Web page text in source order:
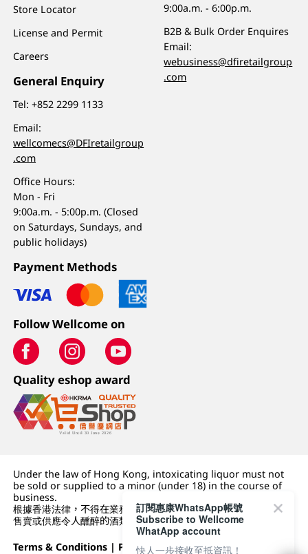
Store Locator
License and Permit
Careers
General Enquiry
Tel:+852 2299 1133
Email:
wellcomecs@DFIretailgroup
.com
Office Hours:
Mon - Fri
9:00a.m. - 5:00p.m. (Closed
on Saturdays, Sundays, and
public holidays)
9:00a.m. - 6:00p.m.
B2B & Bulk Order Enquires
Email:
webusiness@dfiretailgroup
.com
Payment Methods
Follow Wellcome on
Quality eshop award
Under the law of Hong Kong, intoxicating liquor must not
be sold or supplied to a minor (under 18) in the course of
business.
根據香港法律，不得在業務過程中，向未成年人 (18 歲以下人士)
售賣或供應令人醺醉的酒類。
Terms & Conditions | Privacy Policy|DFI Retail Group
訂閱惠康WhatsApp帳號
Subscribe to Wellcome
WhatApp account
快人一步接收至抵資訊！